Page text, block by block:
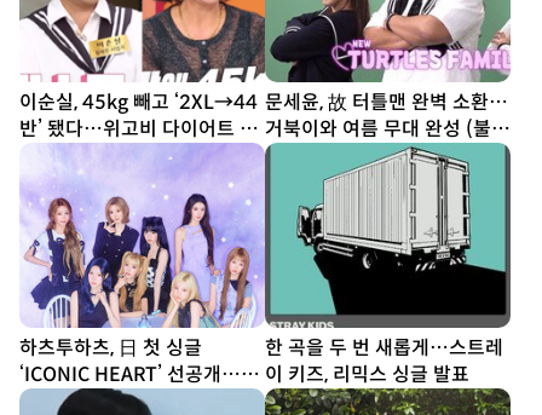
이순실, 45kg 빼고 ‘2XL→44
반’ 됐다…위고비 다이어트 결
문세윤, 故 터틀맨 완벽 소환…
거북이와 여름 무대 완성 (불후
의 명곡)
하츠투하츠, 日 첫 싱글
‘ICONIC HEART’ 선공개…짜
릿한 설렘 담았다
한 곡을 두 번 새롭게…스트레
이 키즈, 리믹스 싱글 발표